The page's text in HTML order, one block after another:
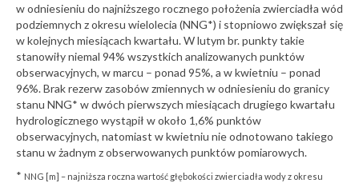
w odniesieniu do najniższego rocznego położenia zwierciadła wód
podziemnych z okresu wielolecia (NNG*) i stopniowo zwiększał się
w kolejnych miesiącach kwartału. W lutym br. punkty takie
stanowiły niemal 94% wszystkich analizowanych punktów
obserwacyjnych, w marcu – ponad 95%, a w kwietniu – ponad
96%. Brak rezerw zasobów zmiennych w odniesieniu do granicy
stanu NNG* w dwóch pierwszych miesiącach drugiego kwartału
hydrologicznego wystąpił w około 1,6% punktów
obserwacyjnych, natomiast w kwietniu nie odnotowano takiego
stanu w żadnym z obserwowanych punktów pomiarowych.
* NNG [m] – najniższa roczna wartość głębokości zwierciadła wody z okresu